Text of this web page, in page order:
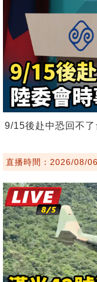
9/15後赴中恐回不
直播時間：2026/08/